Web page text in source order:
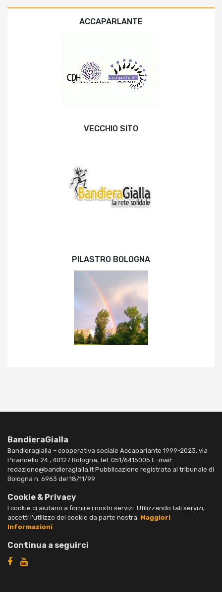
ACCAPARLANTE
VECCHIO SITO
PILASTRO BOLOGNA
BandieraGialla
Bandieragialla – cooperativa sociale Accaparlante 1999-2023, via
Pirandello 24 , 40127 Bologna, tel. 051/6415005 E-mail:
redazione@bandieragialla.it Pubblicazione registrata al tribunale di
Bologna n. 6963 del 18/11/99
Cookie & Privacy
I cookie ci aiutano a fornire i nostri servizi. Utilizzando tali servizi,
accetti l’utilizzo dei cookie da parte nostra. Maggiori
Informazioni
Continua a seguirci